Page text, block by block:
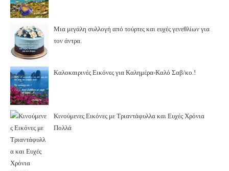
Μια μεγάλη συλλογή από τούρτες και ευχές γενεθλίων για
τον άντρα.
Καλοκαιρινές Εικόνες για Καλημέρα-Καλό Σαβ/κο.!
Κινούμενες Εικόνες με Τριαντάφυλλα και Ευχές Χρόνια
Πολλά